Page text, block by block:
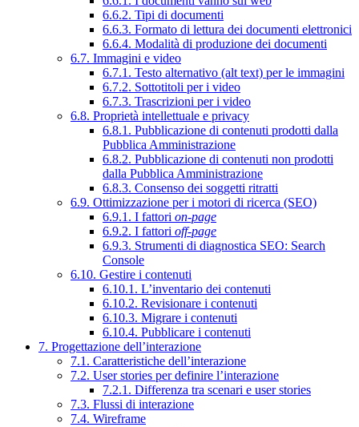
6.6.2. Tipi di documenti
6.6.3. Formato di lettura dei documenti elettronici
6.6.4. Modalità di produzione dei documenti
6.7. Immagini e video
6.7.1. Testo alternativo (alt text) per le immagini
6.7.2. Sottotitoli per i video
6.7.3. Trascrizioni per i video
6.8. Proprietà intellettuale e privacy
6.8.1. Pubblicazione di contenuti prodotti dalla
Pubblica Amministrazione
6.8.2. Pubblicazione di contenuti non prodotti
dalla Pubblica Amministrazione
6.8.3. Consenso dei soggetti ritratti
6.9. Ottimizzazione per i motori di ricerca (SEO)
6.9.1. I fattori on-page
6.9.2. I fattori off-page
6.9.3. Strumenti di diagnostica SEO: Search
Console
6.10. Gestire i contenuti
6.10.1. L’inventario dei contenuti
6.10.2. Revisionare i contenuti
6.10.3. Migrare i contenuti
6.10.4. Pubblicare i contenuti
7. Progettazione dell’interazione
7.1. Caratteristiche dell’interazione
7.2. User stories per definire l’interazione
7.2.1. Differenza tra scenari e user stories
7.3. Flussi di interazione
7.4. Wireframe